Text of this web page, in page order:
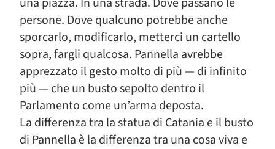
persone. Dove qualcuno potrebbe anche
sporcarlo, modificarlo, metterci un cartello
sopra, fargli qualcosa. Pannella avrebbe
apprezzato il gesto molto di più — di infinito
più — che un busto sepolto dentro il
Parlamento come un’arma deposta.
La differenza tra la statua di Catania e il busto
di Pannella è la differenza tra una cosa viva e